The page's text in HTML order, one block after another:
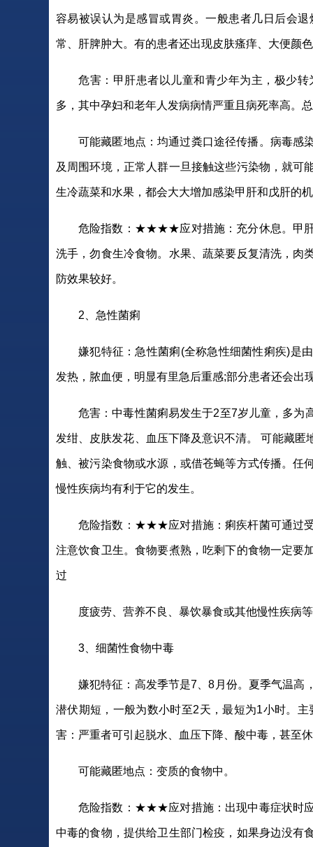
容易被误认为是感冒或胃炎。一般患者几日后会
常、肝脾肿大。有的患者还出现皮肤瘙痒、大便颜
危害：甲肝患者以儿童和青少年为主，极少
多，其中孕妇和老年人发病病情严重且病死率高。
可能藏匿地点：均通过粪口途径传播。病毒感
及周围环境，正常人群一旦接触这些污染物，就可
生冷蔬菜和水果，都会大大增加感染甲肝和戊肝的
危险指数：★★★★应对措施：充分休息。甲肝
洗手，勿食生冷食物。水果、蔬菜要反复清洗，肉
防效果较好。
2、急性菌痢
嫌犯特征：急性菌痢(全称急性细菌性痢疾)是
发热，脓血便，明显有里急后重感;部分患者还会出
危害：中毒性菌痢易发生于2至7岁儿童，多为
发绀、皮肤发花、血压下降及意识不清。 可能藏
触、被污染食物或水源，或借苍蝇等方式传播。任
慢性疾病均有利于它的发生。
危险指数：★★★应对措施：痢疾杆菌可通过
注意饮食卫生。食物要煮熟，吃剩下的食物一定要
过
度疲劳、营养不良、暴饮暴食或其他慢性疾病
3、细菌性食物中毒
嫌犯特征：高发季节是7、8月份。夏季气温高
潜伏期短，一般为数小时至2天，最短为1小时。
害：严重者可引起脱水、血压下降、酸中毒，甚至
可能藏匿地点：变质的食物中。
危险指数：★★★应对措施：出现中毒症状时
中毒的食物，提供给卫生部门检疫，如果身边没有